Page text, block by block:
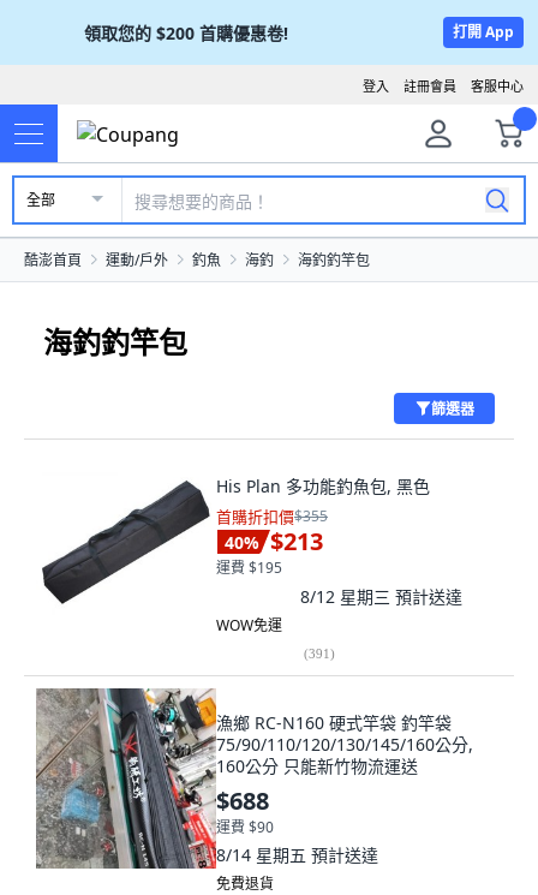
領取您的 $200 首購優惠卷! 打開 App
客服中心
註冊會員
登入
全部
酷澎首頁 運動/戶外 釣魚 海釣 海釣釣竿包
海釣釣竿包
篩選器
His Plan 多功能釣魚包, 黑色
首購折扣價$355
40% $213
運費 $195
8/12 星期三 預計送達
WOW免運
(391)
漁鄉 RC-N160 硬式竿袋 釣竿袋
75/90/110/120/130/145/160公分,
160公分 只能新竹物流運送
$688
運費 $90
8/14 星期五 預計送達
免費退貨